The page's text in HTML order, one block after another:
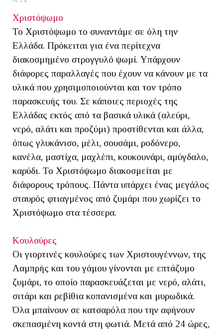
Χριστόψωμο
Το Χριστόψωμο το συναντάμε σε όλη την
Ελλάδα. Πρόκειται για ένα περίτεχνα
διακοσμημένο στρογγυλό ψωμί. Υπάρχουν
διάφορες παραλλαγές που έχουν να κάνουν με τα
υλικά που χρησιμοποιούνται και τον τρόπο
παρασκευής του. Σε κάποιες περιοχές της
Ελλάδας εκτός από τα βασικά υλικά (αλεύρι,
νερό, αλάτι και προζύμι) προστίθενται και άλλα,
όπως γλυκάνισο, μέλι, σουσάμι, ροδόνερο,
κανέλα, μαστίχα, μαχλέπι, κουκουνάρι, αμύγδαλο,
καρύδι. Το Χριστόψωμο διακοσμείται με
διάφορους τρόπους. Πάντα υπάρχει ένας μεγάλος
σταυρός φτιαγμένος από ζυμάρι που χωρίζει το
Χριστόψωμο στα τέσσερα.
Κουλούρες
Οι γιορτινές κουλούρες των Χριστουγέννων, της
Λαμπρής και του γάμου γίνονται με επτάζυμο
ζυμάρι, το οποίο παρασκευάζεται με νερό, αλάτι,
σιτάρι και ρεβίθια κοπανισμένα και μυρωδικά.
Όλα μπαίνουν σε κατσαρόλα που την αφήνουν
σκεπασμένη κοντά στη φωτιά. Μετά από 24 ώρες,